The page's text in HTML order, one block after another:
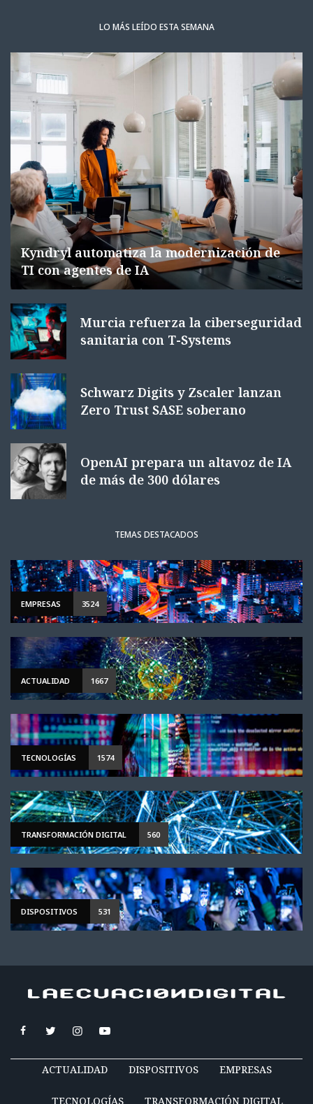
LO MÁS LEÍDO ESTA SEMANA
Kyndryl automatiza la modernización de
TI con agentes de IA
Murcia refuerza la ciberseguridad
sanitaria con T-Systems
Schwarz Digits y Zscaler lanzan
Zero Trust SASE soberano
OpenAI prepara un altavoz de IA
de más de 300 dólares
TEMAS DESTACADOS
EMPRESAS 3524
ACTUALIDAD 1667
TECNOLOGÍAS 1574
TRANSFORMACIÓN DIGITAL 560
DISPOSITIVOS 531
ACTUALIDAD DISPOSITIVOS EMPRESAS
TECNOLOGÍAS TRANSFORMACIÓN DIGITAL